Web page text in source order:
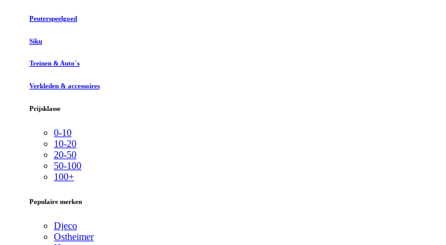
Peuterspeelgoed
Siku
Treinen & Auto`s
Verkleden & accessoires
Prijsklasse
0-10
10-20
20-50
50-100
100+
Populaire merken
Djeco
Ostheimer